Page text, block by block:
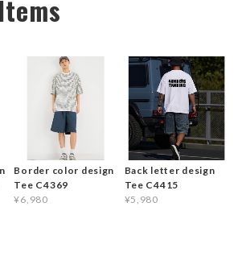
Border color design
Tee C4369
¥6,980
Back letter design
Tee C4415
¥5,980